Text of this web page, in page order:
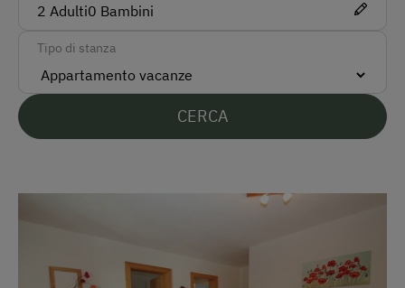
In agriturismo
Giardino della casa
2 Adulti0 Bambini
Tipo di stanza
CERCA